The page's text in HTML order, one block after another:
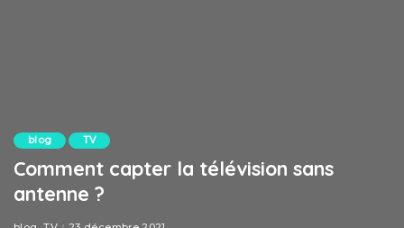
blog TV
Comment capter la télévision sans
antenne ?